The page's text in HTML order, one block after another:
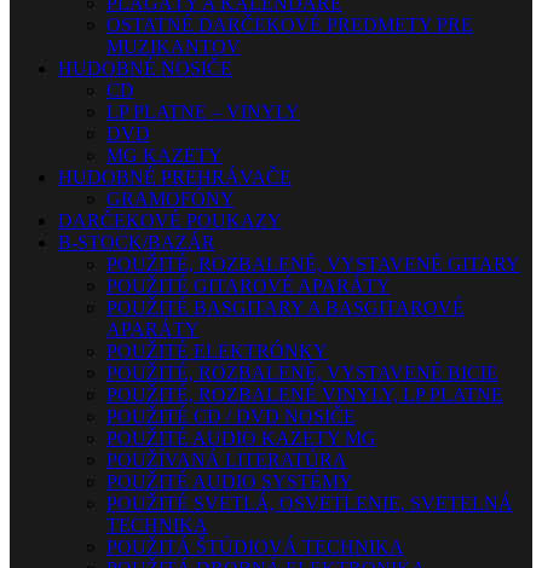
OSTATNÉ DARČEKOVÉ PREDMETY PRE
MUZIKANTOV
HUDOBNÉ NOSIČE
CD
LP PLATNE – VINYLY
DVD
MG KAZETY
HUDOBNÉ PREHRÁVAČE
GRAMOFÓNY
DARČEKOVÉ POUKAZY
B-STOCK/BAZÁR
POUŽITÉ, ROZBALENÉ, VYSTAVENÉ GITARY
POUŽITÉ GITAROVÉ APARÁTY
POUŽITÉ BASGITARY A BASGITAROVÉ
APARÁTY
POUŽITÉ ELEKTRÓNKY
POUŽITÉ, ROZBALENÉ, VYSTAVENÉ BICIE
POUŽITÉ, ROZBALENÉ VINYLY, LP PLATNE
POUŽITÉ CD / DVD NOSIČE
POUŽITÉ AUDIO KAZETY MG
POUŽÍVANÁ LITERATÚRA
POUŽITÉ AUDIO SYSTÉMY
POUŽITÉ SVETLÁ, OSVETLENIE, SVETELNÁ
TECHNIKA
POUŽITÁ ŠTÚDIOVÁ TECHNIKA